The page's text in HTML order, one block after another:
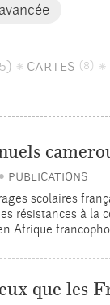
cartes (8)
• publications
scolaires
résistances à la
Afrique
que les